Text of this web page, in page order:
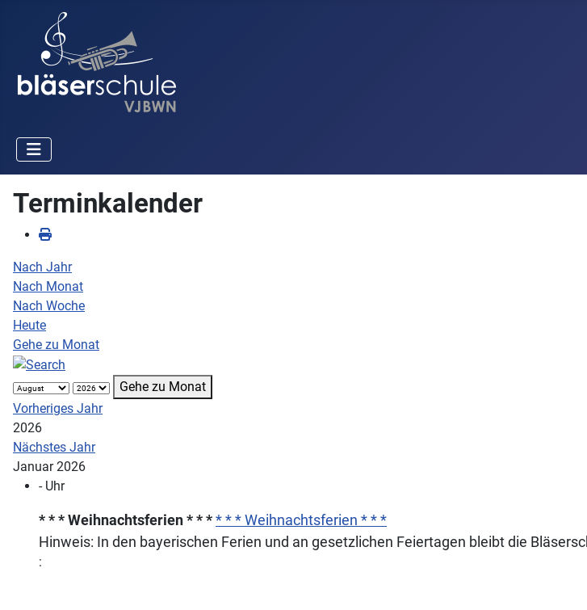
Terminkalender
Nach Jahr
Nach Monat
Nach Woche
Heute
Gehe zu Monat
Gehe zu Monat
Vorheriges Jahr
2026
Nächstes Jahr
Januar 2026
- Uhr
* * * Weihnachtsferien * * ** * * Weihnachtsferien * * *
Hinweis: In den bayerischen Ferien und an gesetzlichen Feiertagen bleibt die
: